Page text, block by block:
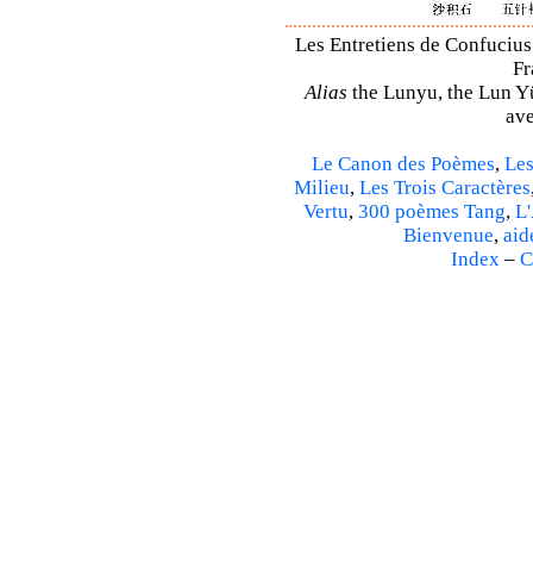
Les Entretiens de
Alias the Lunyu, the Lun
Le Canon des Poèmes,
Milieu, Les Trois Caractères
Vertu, 300 poèmes Tang,
Bienvenue,
Index –